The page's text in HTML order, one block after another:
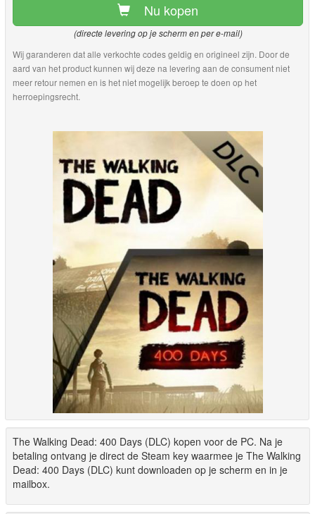
Nu kopen
(directe levering op je scherm en per e-mail)
Wij garanderen dat alle verkochte codes geldig en origineel zijn. Door de
aard van het product kunnen wij deze na levering aan de consument niet
meer retour nemen en is het niet mogelijk beroep te doen op het
herroepingsrecht.
The Walking Dead: 400 Days (DLC) kopen voor de PC. Na je
betaling ontvang je direct de Steam key waarmee je The Walking
Dead: 400 Days (DLC) kunt downloaden op je scherm en in je
mailbox.